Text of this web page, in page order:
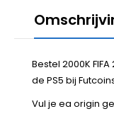
Bestel 2000K
de PS5 bij
Vul je ea origin